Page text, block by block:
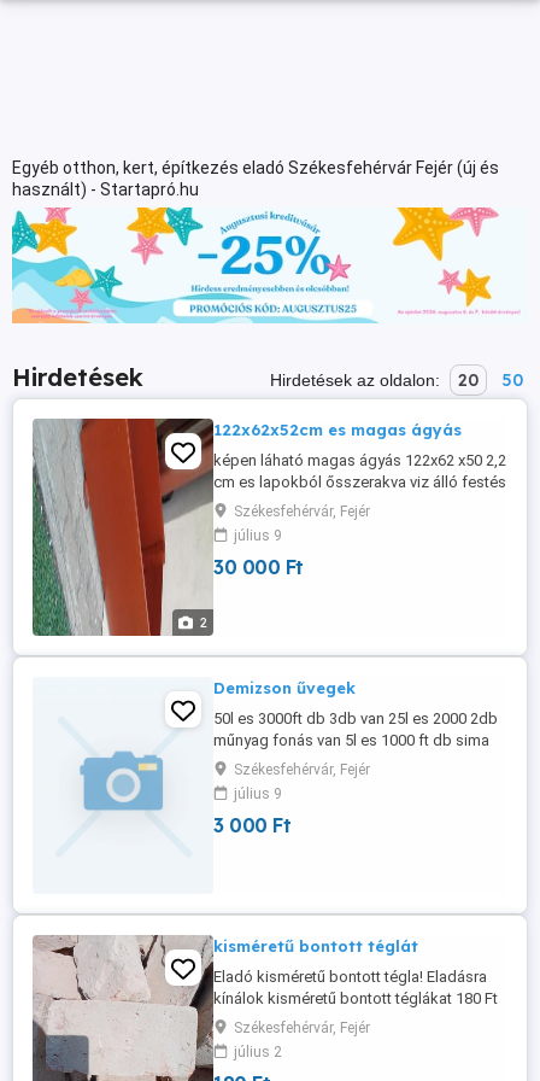
Egyéb otthon, kert, építkezés eladó Székesfehérvár Fejér (új és
használt) - Startapró.hu
Hirdetések Hirdetések az oldalon: 20 50
2
122x62x52cm es magas ágyás
képen láható magas ágyás 122x62 x50 2,2
cm es lapokból ősszerakva viz álló festés
nélkűlSzékesfehérvár, Fejér
július 9
30 000 Ft
Demizson űvegek
50l es 3000ft db 3db van 25l es 2000 2db
műnyag fonás van 5l es 1000 ft db sima
6db van
Székesfehérvár, Fejér
július 9
3 000 Ft
kisméretű bontott téglát
Eladó kisméretű bontott tégla! Eladásra
kínálok kisméretű bontott téglákat 180 Ft
db áron. Többféle mediterrán színben
elérhető, minden fajta megtalálható.
Kiváló minőség Kerítésekhez,
Székesfehérvár, Fejér
július 2